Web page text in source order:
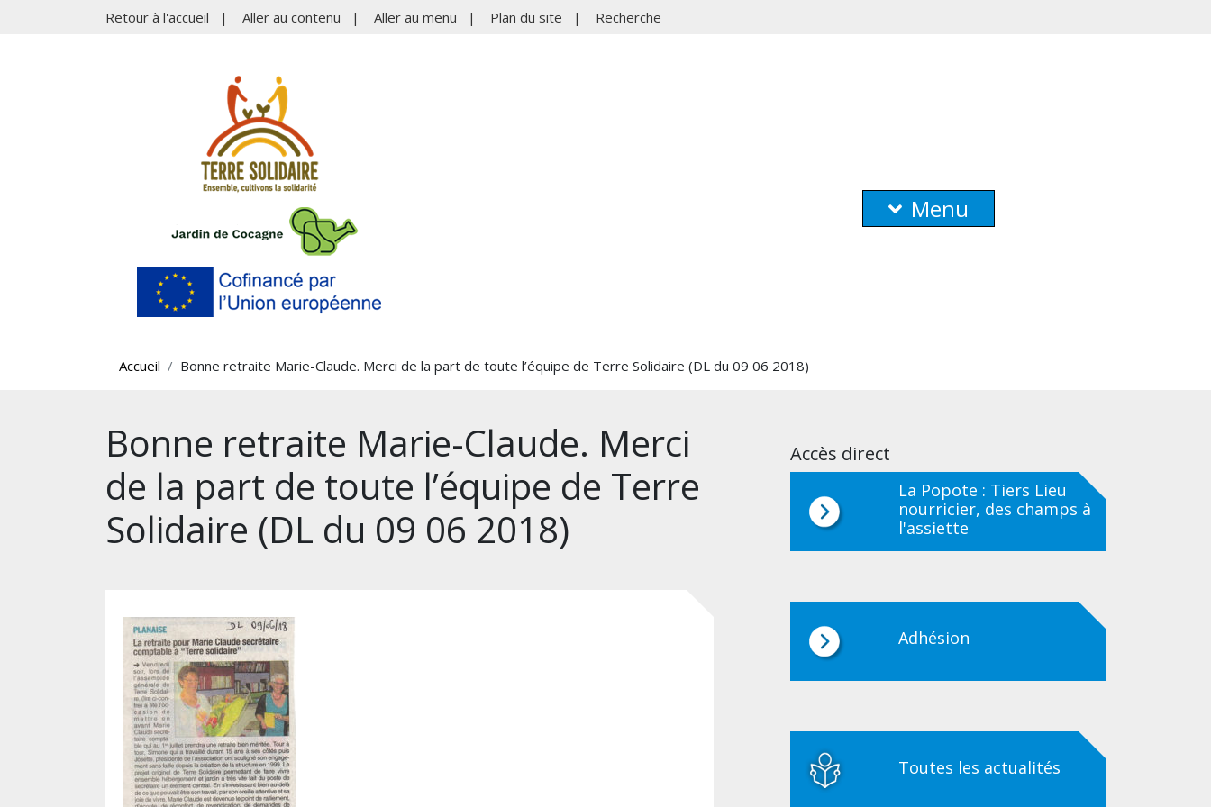
Retour à l'accueil | Aller au contenu | Aller au menu | Plan du site | Recherche
Menu
Accueil Bonne retraite Marie-Claude. Merci de la part de toute l’équipe de Terre Solidaire (DL du 09 06 2018)
Bonne retraite Marie-Claude. Merci
de la part de toute l’équipe de Terre
Solidaire (DL du 09 06 2018)
Accès direct
La Popote : Tiers Lieu
nourricier, des champs à
l'assiette
Adhésion
Toutes les actualités